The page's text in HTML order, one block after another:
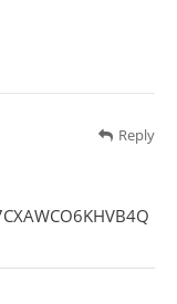
Reply